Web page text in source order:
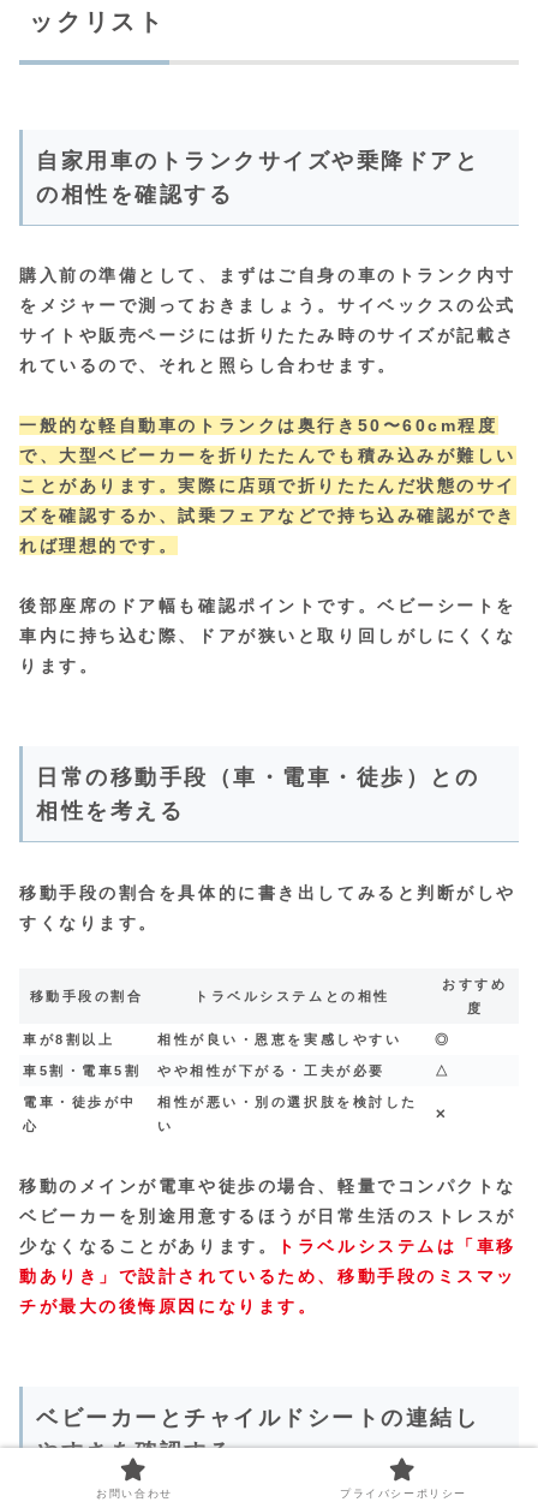
ックリスト
自家用車のトランクサイズや乗降ドアと
の相性を確認する
購入前の準備として、まずはご自身の車のトランク内寸
をメジャーで測っておきましょう。サイベックスの公式
サイトや販売ページには折りたたみ時のサイズが記載さ
れているので、それと照らし合わせます。
一般的な軽自動車のトランクは奥行き50〜60cm程度
で、大型ベビーカーを折りたたんでも積み込みが難しい
ことがあります。実際に店頭で折りたたんだ状態のサイ
ズを確認するか、試乗フェアなどで持ち込み確認ができ
れば理想的です。
後部座席のドア幅も確認ポイントです。ベビーシートを
車内に持ち込む際、ドアが狭いと取り回しがしにくくな
ります。
日常の移動手段（車・電車・徒歩）との
相性を考える
移動手段の割合を具体的に書き出してみると判断がしや
すくなります。
移動手段の割合 トラベルシステムとの相性
おすすめ
度
車が8割以上 相性が良い・恩恵を実感しやすい ◎
車5割・電車5割 やや相性が下がる・工夫が必要 △
電車・徒歩が中
心
相性が悪い・別の選択肢を検討した
い
✕
移動のメインが電車や徒歩の場合、軽量でコンパクトな
ベビーカーを別途用意するほうが日常生活のストレスが
少なくなることがあります。
トラベルシステムは「車移
動ありき」で設計されているため、移動手段のミスマッ
チが最大の後悔原因になります。
ベビーカーとチャイルドシートの連結し
やすさを確認する
お問い合わせ プライバシーポリシー